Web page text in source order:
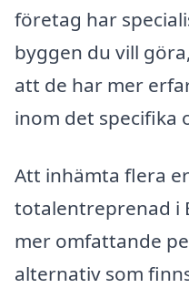
företag har
byggen du vill
att de har mer
inom det specifika
Att inhämta flera
totalentreprenad i
mer omfattande
alternativ som